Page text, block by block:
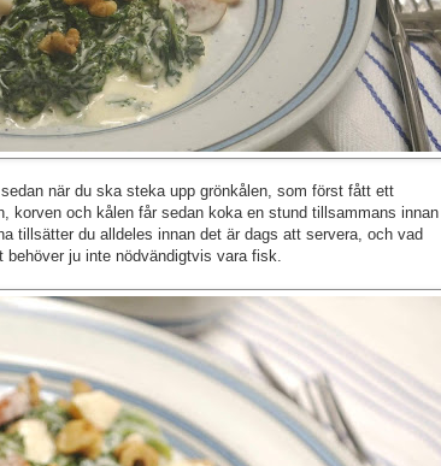
när du ska steka upp grönkålen, som först fått ett
korven och kålen får sedan koka en stund tillsammans innan
tillsätter du alldeles innan det är dags att servera, och vad
ju inte nödvändigtvis vara fisk.